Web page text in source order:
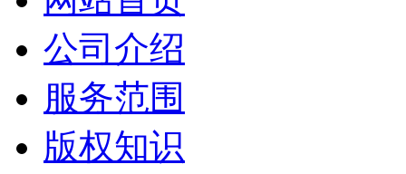
公司介绍
服务范围
版权知识